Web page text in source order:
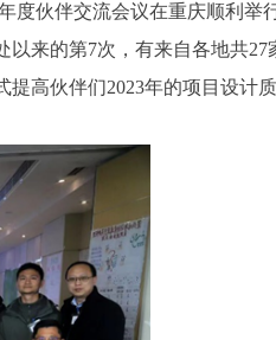
度伙伴交流会议在重庆顺利举
来的第7次，有来自各地共27
高伙伴们2023年的项目设计